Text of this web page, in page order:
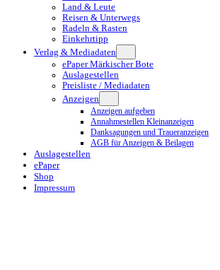
Land & Leute
Reisen & Unterwegs
Radeln & Rasten
Einkehrtipp
Verlag & Mediadaten
ePaper Märkischer Bote
Auslagestellen
Preisliste / Mediadaten
Anzeigen
Anzeigen aufgeben
Annahmestellen Kleinanzeigen
Danksagungen und Traueranzeigen
AGB für Anzeigen & Beilagen
Auslagestellen
ePaper
Shop
Impressum